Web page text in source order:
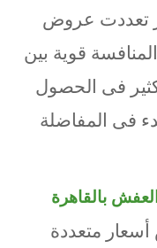
تعددت عروض
قوية بين
فى الحصول
فى المفاضلة
بالقاهرة
متعددة